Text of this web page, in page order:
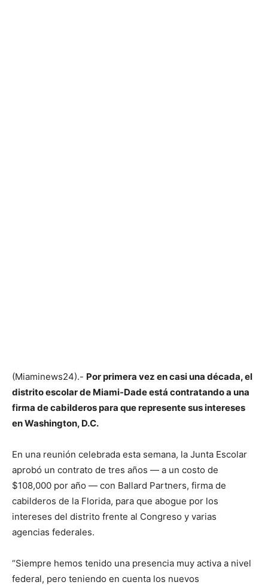
(Miaminews24).- Por primera vez en casi una década, el
distrito escolar de Miami-Dade está contratando a una
firma de cabilderos para que represente sus intereses
en Washington, D.C.
En una reunión celebrada esta semana, la Junta Escolar
aprobó un contrato de tres años — a un costo de
$108,000 por año — con Ballard Partners, firma de
cabilderos de la Florida, para que abogue por los
intereses del distrito frente al Congreso y varias
agencias federales.
“Siempre hemos tenido una presencia muy activa a nivel
federal, pero teniendo en cuenta los nuevos